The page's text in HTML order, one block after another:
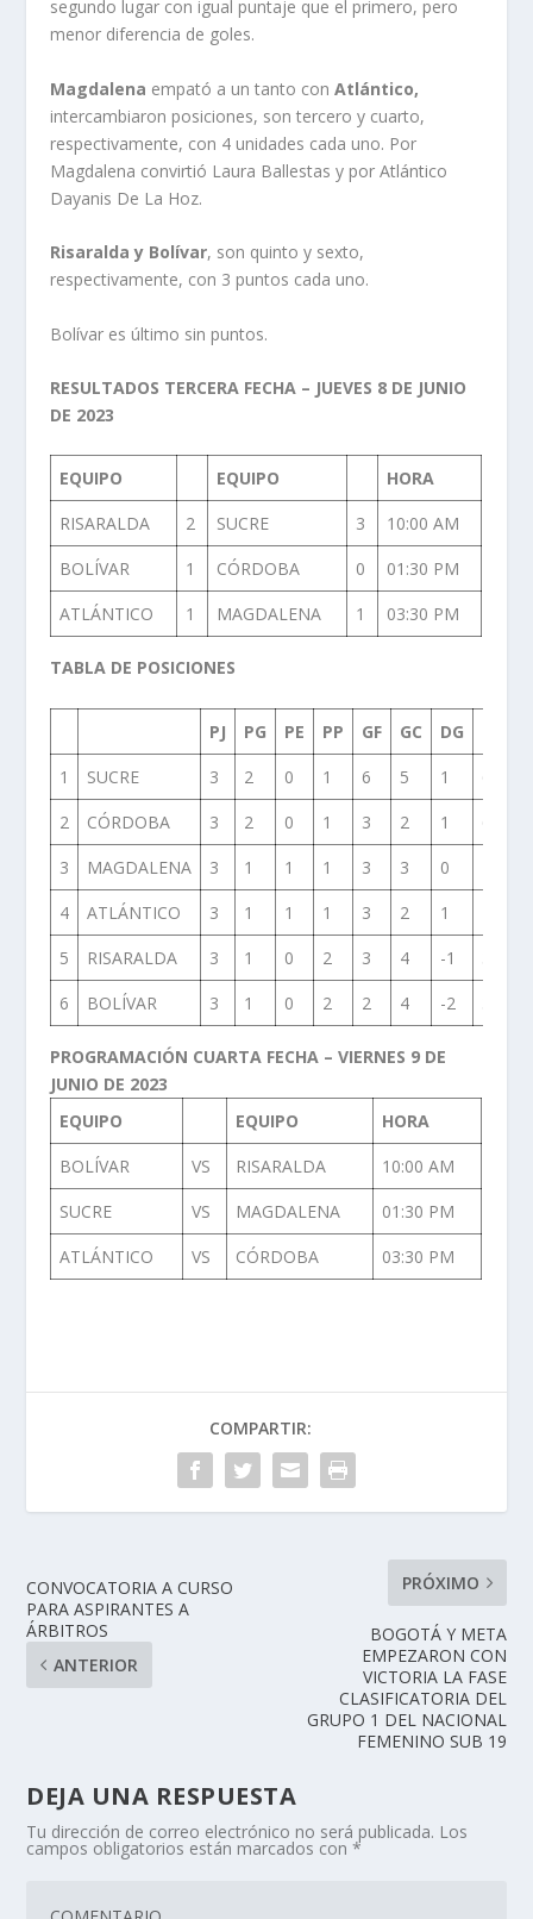
segundo lugar con igual puntaje que el primero, pero
menor diferencia de goles.
Magdalena empató a un tanto conAtlántico,
intercambiaron posiciones, son tercero y cuarto,
respectivamente, con 4 unidades cada uno. Por
Magdalena convirtió Laura Ballestas y por Atlántico
Dayanis De La Hoz.
Risaralda y Bolívar, son quinto y sexto,
respectivamente, con 3 puntos cada uno.
Bolívar es último sin puntos.
RESULTADOS TERCERA FECHA – JUEVES 8 DE JUNIO
DE 2023
EQUIPO EQUIPO
HORA
RISARALDA
2 SUCRE 3
10:00 AM
BOLÍVAR
1 CÓRDOBA 0
01:30 PM
ATLÁNTICO
1 MAGDALENA 1 03:30 PM
TABLA DE POSICIONES
PJ PG PE PP GF GC DG
1
SUCRE 3 2 0 1 6 5 1
2
CÓRDOBA 3 2 0 1 3 2 1
3
MAGDALENA 3 1 1 1 3 3 0
4
ATLÁNTICO 3 1 1 1 3 2 1
5
RISARALDA 3 1 0 2 3 4 -1
6
BOLÍVAR 3 1 0 2 2 4 -2
PROGRAMACIÓN CUARTA FECHA – VIERNES 9 DE
JUNIO DE 2023
EQUIPO
EQUIPO
HORA
BOLÍVAR
VS RISARALDA
10:00 AM
SUCRE
VS MAGDALENA
01:30 PM
ATLÁNTICO
VS CÓRDOBA 03:30 PM
COMPARTIR:
CONVOCATORIA A CURSO
PARA ASPIRANTES A
ÁRBITROS
ANTERIOR
PRÓXIMO
BOGOTÁ Y META
EMPEZARON CON
VICTORIA LA FASE
CLASIFICATORIA DEL
GRUPO 1 DEL NACIONAL
FEMENINO SUB 19
DEJA UNA RESPUESTA
Tu dirección de correo electrónico no será publicada. Los
campos obligatorios están marcados con*